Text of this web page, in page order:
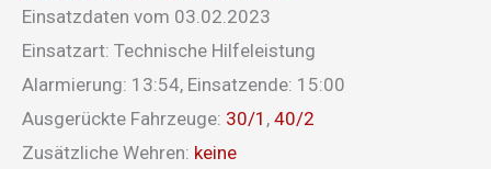
Einsatzdaten vom 03.02.2023
Einsatzart: Technische Hilfeleistung
Alarmierung: 13:54, Einsatzende: 15:00
Ausgerückte Fahrzeuge: 30/1 , 40/2
Zusätzliche Wehren: keine